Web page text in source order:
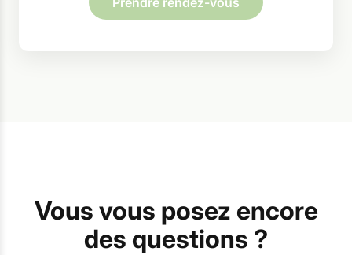
Vous vous posez encore
des questions ?